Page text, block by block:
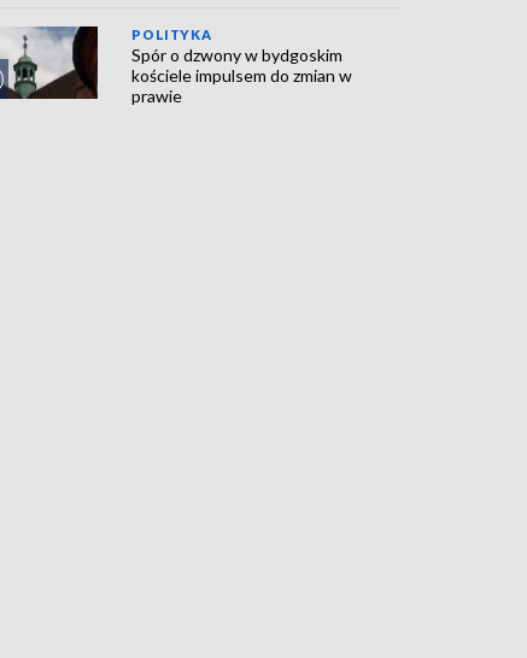
POLITYKA
Spór o dzwony w bydgoskim
kościele impulsem do zmian w
prawie